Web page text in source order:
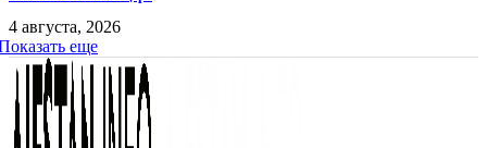
4 августа, 2026
еще